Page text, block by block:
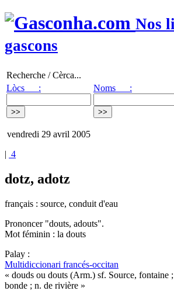
Nos
gascons
Recherche / Cèrca...
Lòcs :
Noms :
vendredi 29 avril 2005
| 4
dotz, adotz
français : source, conduit d'eau
Prononcer "douts, adouts".
Mot féminin : la douts
Palay :
Multidiccionari francés-occitan
« douds ou douts (Arm.) sf. Source, fontaine
bonde ; n. de rivière »